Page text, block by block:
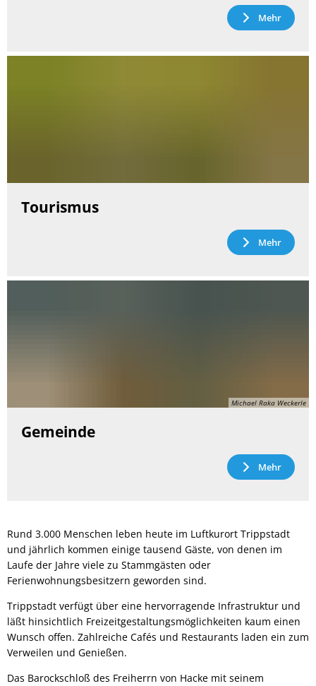
Mehr
Tourismus
Mehr
Michael Raka Weckerle
Gemeinde
Mehr
Rund 3.000 Menschen leben heute im Luftkurort Trippstadt
und jährlich kommen einige tausend Gäste, von denen im
Laufe der Jahre viele zu Stammgästen oder
Ferienwohnungsbesitzern geworden sind.
Trippstadt verfügt über eine hervorragende Infrastruktur und
läßt hinsichtlich Freizeitgestaltungsmöglichkeiten kaum einen
Wunsch offen. Zahlreiche Cafés und Restaurants laden ein zum
Verweilen und Genießen.
Das Barockschloß des Freiherrn von Hacke mit seinem